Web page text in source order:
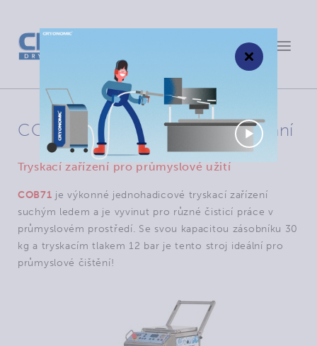
Toggle
COB71: volitelné dálkové ovládání
Tryskací zařízení pro průmyslové užití
COB71 je výkonné jednohadicové tryskací zařízení
suchým ledem a je vyvinut pro různé čisticí práce v
průmyslovém prostředí. Se svou kapacitou zásobníku 30
kg a tryskacím tlakem 12 bar je tento stroj ideální pro
průmyslové čištění!
×